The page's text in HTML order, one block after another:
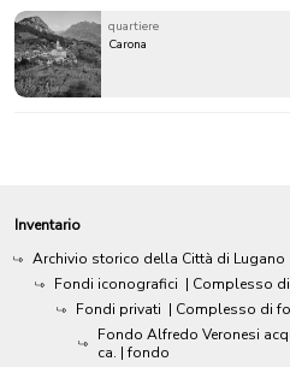
quartiere
Carona
Inventario
Archivio storico della Città di Lugano
Fondi iconografici | Complesso
Fondi privati | Complesso di
Fondo Alfredo Veronesi
ca. | fondo